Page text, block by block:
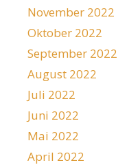
November 2022
Oktober 2022
September 2022
August 2022
Juli 2022
Juni 2022
Mai 2022
April 2022